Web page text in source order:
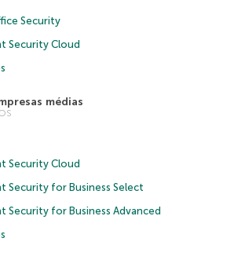
Security
Security Cloud
médias
Security Cloud
Security for Business Select
Security for Business Advanced